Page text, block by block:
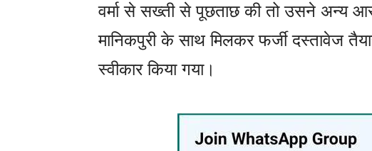
वर्मा से सख्ती से पूछताछ की तो उसने अन्य
मानिकपुरी के साथ मिलकर फर्जी दस्तावेज
स्वीकार किया गया।